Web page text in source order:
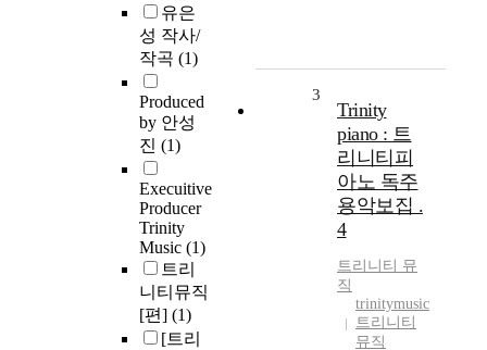
유은
성 작사/
작곡 (1)
Produced
by 안성
진 (1)
Execuitive
Producer
Trinity
Music (1)
트리
니티뮤직
[편] (1)
[트리
3
Trinity
piano : 트
리니티피
아노 독주
용악보집 .
4
트리니티
뮤
직
trinitymusic
트리니티
뮤직